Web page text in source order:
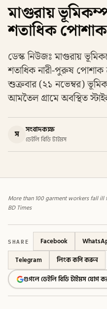
মাগুরায়
শতাধিক
ডেস্ক নিউজঃ মাগুরায়
শতাধিক নারী-পুরুষ
শুক্রবার (২১ নভেম্বর)
আমতৈল গ্রামে অবস্থিত
স সংবাদকক্ষ
ডেইলি বিডি টাইমস
More than 100 garment workers fall ill
BD Times
SHARE Facebook
Telegram
লিংক কপি করুন
গুগলে ডেইলি বিডি টাইমস যোগ